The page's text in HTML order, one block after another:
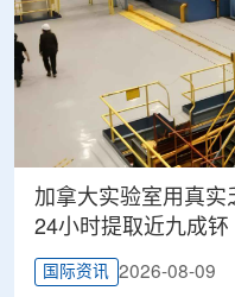
加拿大实验室用真实
24小时提取近九成钚
国际资讯 2026-08-09